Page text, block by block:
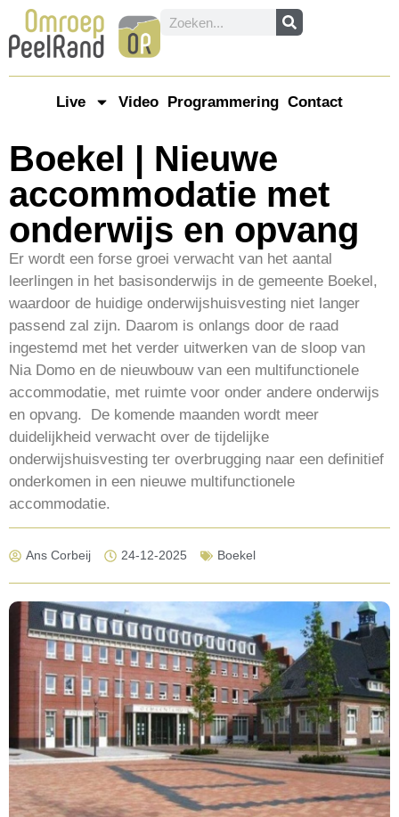
Live Video Programmering Contact
Boekel | Nieuwe
accommodatie met
onderwijs en opvang
Er wordt een forse groei verwacht van het aantal
leerlingen in het basisonderwijs in de gemeente Boekel,
waardoor de huidige onderwijshuisvesting niet langer
passend zal zijn. Daarom is onlangs door de raad
ingestemd met het verder uitwerken van de sloop van
Nia Domo en de nieuwbouw van een multifunctionele
accommodatie, met ruimte voor onder andere onderwijs
en opvang. De komende maanden wordt meer
duidelijkheid verwacht over de tijdelijke
onderwijshuisvesting ter overbrugging naar een definitief
onderkomen in een nieuwe multifunctionele
accommodatie.
Ans Corbeij 24-12-2025 Boekel